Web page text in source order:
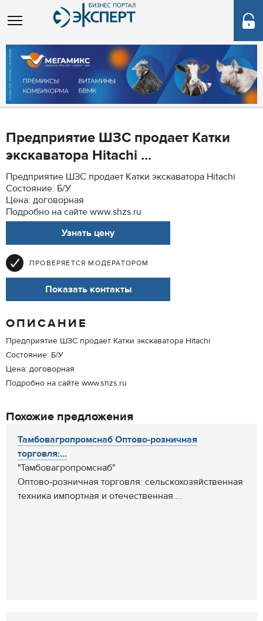
Предприятие ШЗС продает Катки
экскаватора Hitachi ...
Предприятие ШЗС продает Катки экскаватора Hitachi
Состояние: Б/У
Цена: договорная
Подробно на сайте www.shzs.ru
Узнать цену
ПРОВЕРЯЕТСЯ МОДЕРАТОРОМ
Показать контакты
ОПИСАНИЕ
Предприятие ШЗС продает Катки экскаватора Hitachi
Состояние: Б/У
Цена: договорная
Подробно на сайте www.shzs.ru
Похожие предложения
Тамбовагропромснаб Оптово-розничная
торговля:...
"Тамбовагропромснаб"
Оптово-розничная торговля: сельскохозяйственная
техника импортная и отечественная....